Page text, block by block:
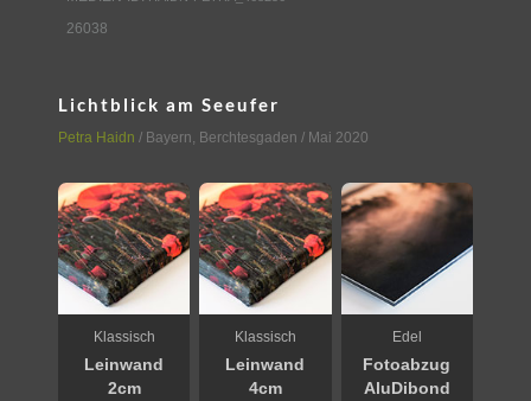
26038
Lichtblick am Seeufer
Petra Haidn / Bayern, Berchtesgaden / Mai 2020
Klassisch
Leinwand
2cm
Klassisch
Leinwand
4cm
Edel
Fotoabzug
AluDibond